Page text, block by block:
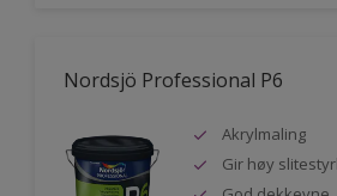
Nordsjö Professional P6
Akrylmaling
Gir høy